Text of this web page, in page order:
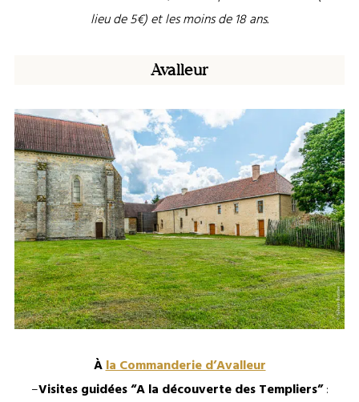
lieu de 5€) et les moins de 18 ans.
Avalleur
Àla Commanderie d’Avalleur
–Visites guidées “A la découverte des Templiers”: